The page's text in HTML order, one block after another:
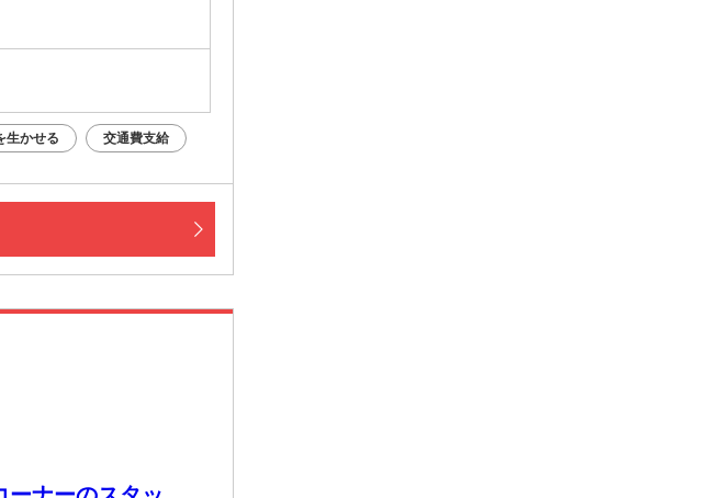
生かせる 交通費支給